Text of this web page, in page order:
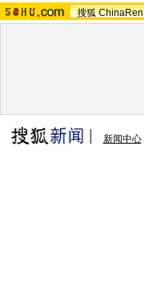
搜狐 ChinaRen
新闻中心